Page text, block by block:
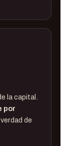
la capital.
por
de